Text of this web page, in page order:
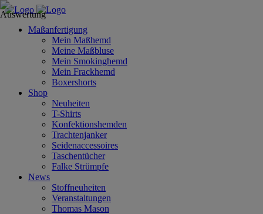
Maßanfertigung
Mein Maßhemd
Meine Maßbluse
Mein Smokinghemd
Mein Frackhemd
Boxershorts
Shop
Neuheiten
T-Shirts
Konfektionshemden
Trachtenjanker
Seidenaccessoires
Taschentücher
Falke Strümpfe
News
Stoffneuheiten
Veranstaltungen
Thomas Mason